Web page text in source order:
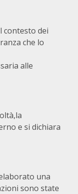
contesto dei
che lo
alle
e si dichiara
una
sono state